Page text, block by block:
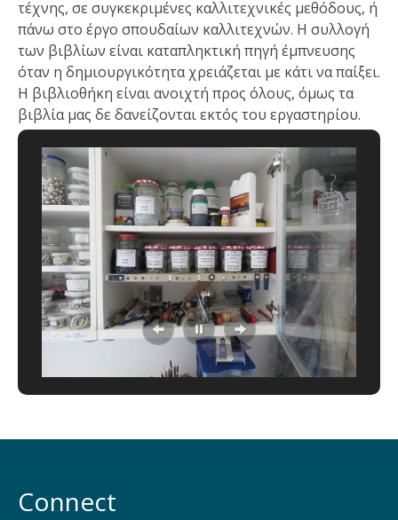
τέχνης, σε συγκεκριμένες καλλιτεχνικές μεθόδους, ή
πάνω στο έργο σπουδαίων καλλιτεχνών. Η συλλογή
των βιβλίων είναι καταπληκτική πηγή έμπνευσης
όταν η δημιουργικότητα χρειάζεται με κάτι να παίξει.
Η βιβλιοθήκη είναι ανοιχτή προς όλους, όμως τα
βιβλία μας δε δανείζονται εκτός του εργαστηρίου.
Connect